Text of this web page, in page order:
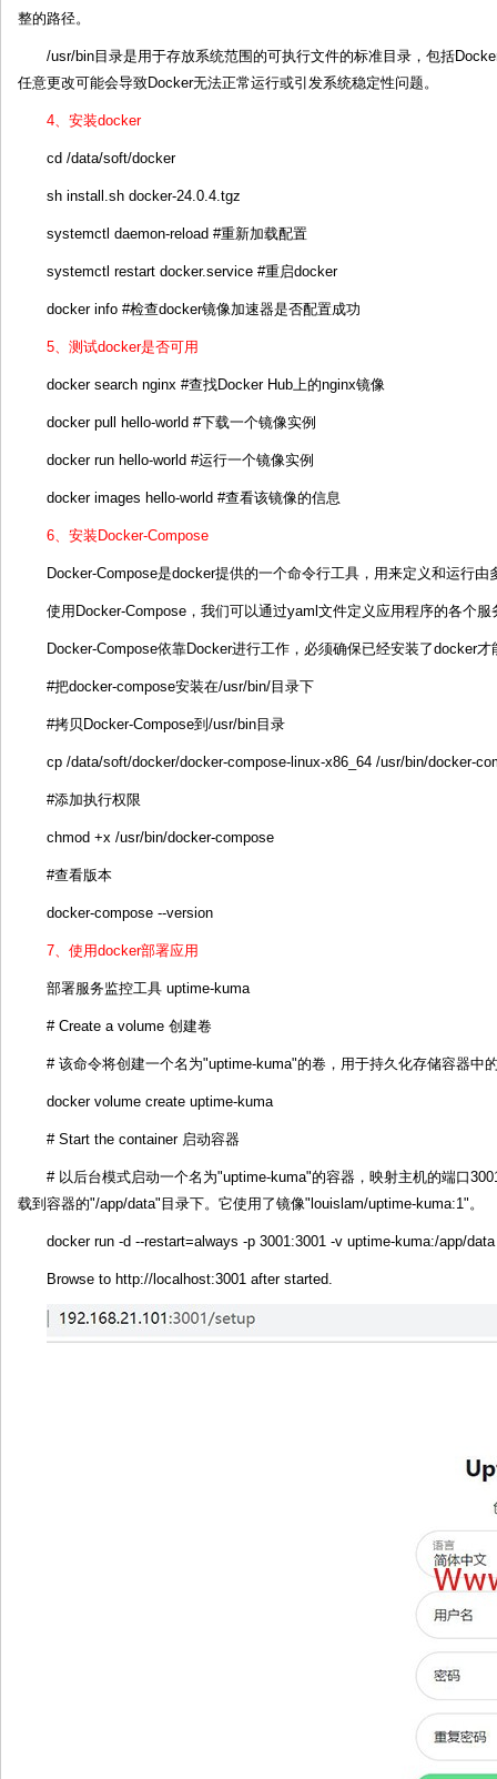
整的路径。
/usr/bin目录是用于存放系统范围的可执行文件的标准目录，包括
任意更改可能会导致Docker无法正常运行或引发系统稳定性问题。
4、安装docker
cd /data/soft/docker
sh install.sh docker-24.0.4.tgz
systemctl daemon-reload #重新加载配置
systemctl restart docker.service #重启docker
docker info #检查docker镜像加速器是否配置成功
5、测试docker是否可用
docker search nginx #查找Docker Hub上的nginx镜像
docker pull hello-world #下载一个镜像实例
docker run hello-world #运行一个镜像实例
docker images hello-world #查看该镜像的信息
6、安装Docker-Compose
Docker-Compose是docker提供的一个命令行工具，用来定义和运行由
使用Docker-Compose，我们可以通过yaml文件定义应用程序的各个
Docker-Compose依靠Docker进行工作，必须确保已经安装了docker
#把docker-compose安装在/usr/bin/目录下
#拷贝Docker-Compose到/usr/bin目录
cp /data/soft/docker/docker-compose-linux-x86_64 /usr/bin/docker-
#添加执行权限
chmod +x /usr/bin/docker-compose
#查看版本
docker-compose --version
7、使用docker部署应用
部署服务监控工具 uptime-kuma
# Create a volume 创建卷
# 该命令将创建一个名为"uptime-kuma"的卷，用于持久化存储容器中
docker volume create uptime-kuma
# Start the container 启动容器
# 以后台模式启动一个名为"uptime-kuma"的容器，映射主机的端口
载到容器的"/app/data"目录下。它使用了镜像"louislam/uptime-kuma:1"。
docker run -d --restart=always -p 3001:3001 -v uptime-kuma:/app/
Browse to http://localhost:3001 after started.